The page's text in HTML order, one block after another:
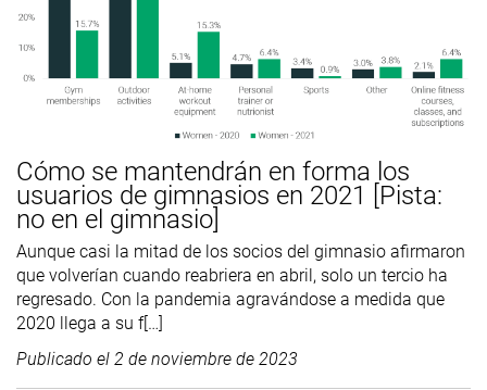
Cómo se mantendrán en forma los
usuarios de gimnasios en 2021 [Pista:
no en el gimnasio]
Aunque casi la mitad de los socios del gimnasio afirmaron
que volverían cuando reabriera en abril, solo un tercio ha
regresado. Con la pandemia agravándose a medida que
2020 llega a su f[…]
Publicado el 2 de noviembre de 2023